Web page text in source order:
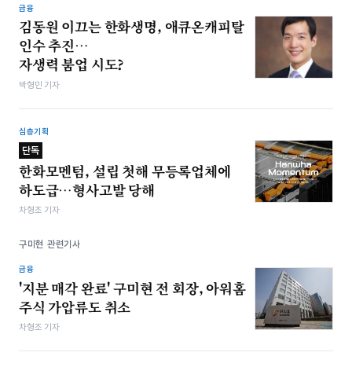
금융
김동원 이끄는 한화생명, 애큐온캐피탈
인수 추진…
자생력 붐업 시도?
박형민 기자
심층기획
단독
한화모멘텀, 설립 첫해 무등록업체에
하도급…형사고발 당해
차형조 기자
구미현 관련기사
금융
'지분 매각 완료' 구미현 전 회장, 아워홈
주식 가압류도 취소
차형조 기자